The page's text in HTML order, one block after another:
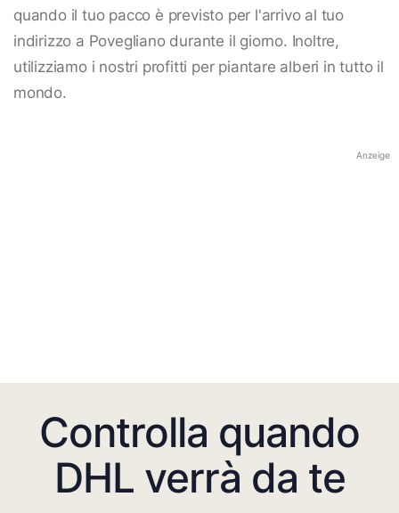
quando il tuo pacco è previsto per l'arrivo al tuo
indirizzo a Povegliano durante il giorno. Inoltre,
utilizziamo i nostri profitti per piantare alberi in tutto il
mondo.
Anzeige
Controlla quando
DHL verrà da te